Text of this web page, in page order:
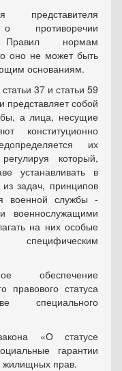
представителя
противоречии
Правил нормам
оно не может быть
основаниям.
37 и статьи 59
представляет собой
а лица, несущие
конституционно
их
который,
устанавливать в
задач, принципов
военной службы -
военнослужащими
на них особые
специфическим
обеспечение
правового статуса
специального
«О статусе
гарантии
жилищных прав.